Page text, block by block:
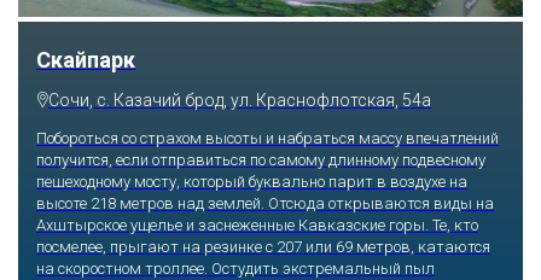
Парк «Ривьера»
Сочи, ул. Егорова, 1/6, микрорайон Центральный
Куда бы ни упал взгляд человека, он обязательно увидит здесь
что-то интересное, достойное занять значительное место в его
памяти и сердце. В парке множество привлекательных
скульптур, он всегда утопает в зелени и цветах. Не сосчитать
детских радостей: горок, каруселей, различных аттракционов.
Здесь комфортно заниматься спортом: есть теннисные корты и
уличные тренажеры.